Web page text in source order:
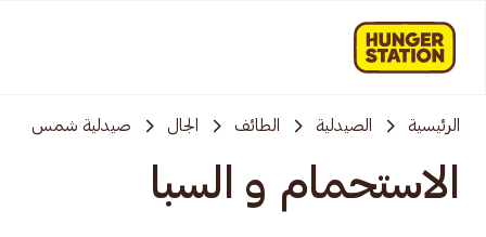
الرئيسية الصيدلية الطائف الجال صيدلية شمس
الاستحمام و السبا